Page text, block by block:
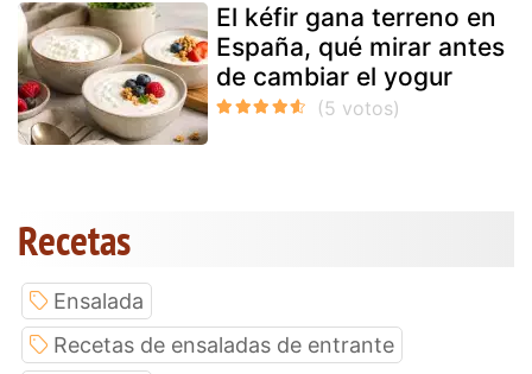
El kéfir gana terreno en
España, qué mirar antes
de cambiar el yogur
Recetas
Ensalada
Recetas de ensaladas de entrante